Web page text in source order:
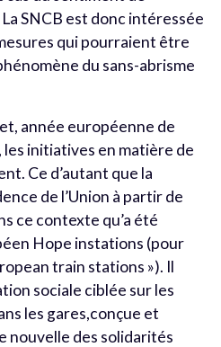
SNCB est donc intéressée
qui pourraient être
du sans-abrisme
année européenne de
initiatives en matière de
Ce d’autant que la
de l’Union à partir de
ce contexte qu’a été
Hope instations (pour
train stations »). Il
sociale ciblée sur les
les gares,conçue et
nouvelle des solidarités